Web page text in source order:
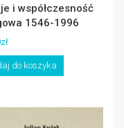
i współczesność
1546-1996
zł
do koszyka